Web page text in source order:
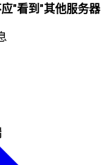
"看到"其他服务器